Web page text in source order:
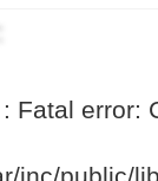
Fatal error: